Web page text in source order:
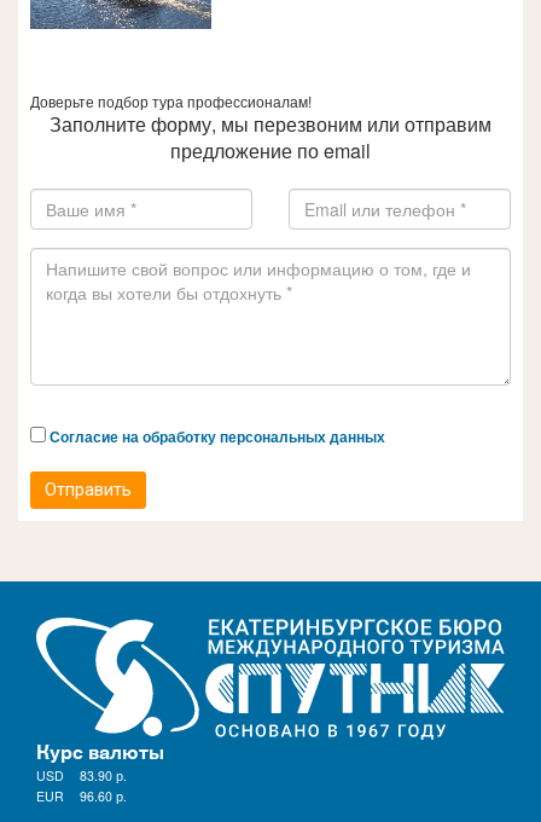
Доверьте подбор тура профессионалам!
Заполните форму, мы перезвоним или отправим
предложение по email
Согласие на обработку персональных данных
Отправить
Курс валюты
USD 83.90 р.
EUR
96.60 р.